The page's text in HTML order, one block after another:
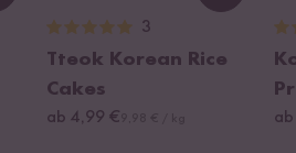
3
Tteok Korean Rice
Cakes
ab 4,99 €